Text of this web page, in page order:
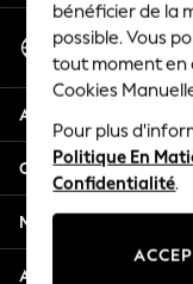
All
Bags &
Beach
Dresses
Flip Flops
Sliders
Jumpsuits
Linen
Sandals
Sélectionnez
Français
Aide
Confidentialité et
Ministères
Autres services
bénéficier de la
possible. Vous
tout moment en
Cookies
Pour plus
Politique En
Confidentialité.